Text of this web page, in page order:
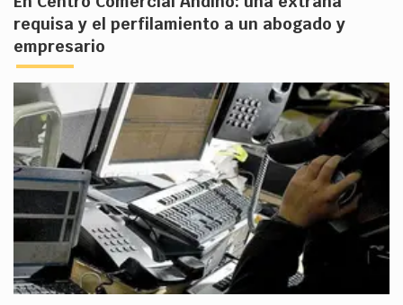
requisa y el perfilamiento a un abogado y
empresario